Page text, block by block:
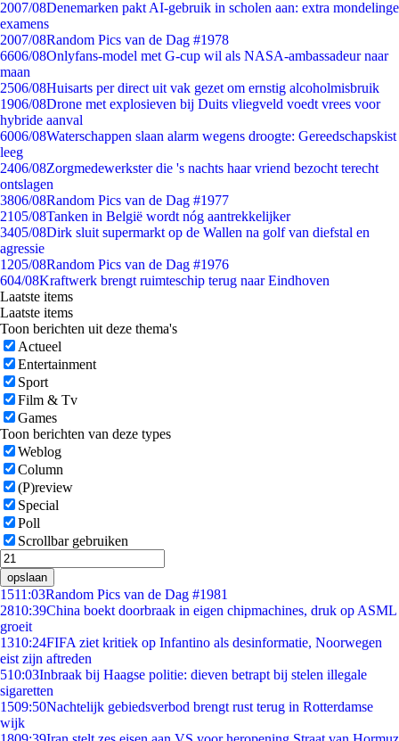
2007/08Denemarken pakt AI-gebruik in scholen aan: extra mondelinge
examens
2007/08Random Pics van de Dag #1978
6606/08Onlyfans-model met G-cup wil als NASA-ambassadeur naar
maan
2506/08Huisarts per direct uit vak gezet om ernstig alcoholmisbruik
1906/08Drone met explosieven bij Duits vliegveld voedt vrees voor
hybride aanval
6006/08Waterschappen slaan alarm wegens droogte: Gereedschapskist
leeg
2406/08Zorgmedewerkster die 's nachts haar vriend bezocht terecht
ontslagen
3806/08Random Pics van de Dag #1977
2105/08Tanken in België wordt nóg aantrekkelijker
3405/08Dirk sluit supermarkt op de Wallen na golf van diefstal en
agressie
1205/08Random Pics van de Dag #1976
604/08Kraftwerk brengt ruimteschip terug naar Eindhoven
Laatste items
Laatste items
Toon berichten uit deze thema's
Actueel
Entertainment
Sport
Film & Tv
Games
Toon berichten van deze types
Weblog
Column
(P)review
Special
Poll
Scrollbar gebruiken
opslaan
1511:03Random Pics van de Dag #1981
2810:39China boekt doorbraak in eigen chipmachines, druk op ASML
groeit
1310:24FIFA ziet kritiek op Infantino als desinformatie, Noorwegen
eist zijn aftreden
510:03Inbraak bij Haagse politie: dieven betrapt bij stelen illegale
sigaretten
1509:50Nachtelijk gebiedsverbod brengt rust terug in Rotterdamse
wijk